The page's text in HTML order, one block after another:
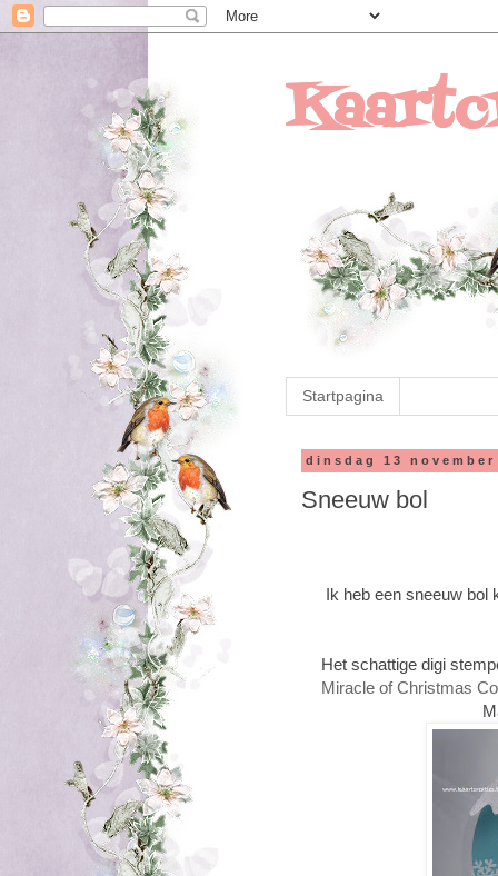
Startpagina
dinsdag 13 november
Sneeuw bol
Ik heb een sneeuw bol
Het schattige digi
Miracle of Christmas